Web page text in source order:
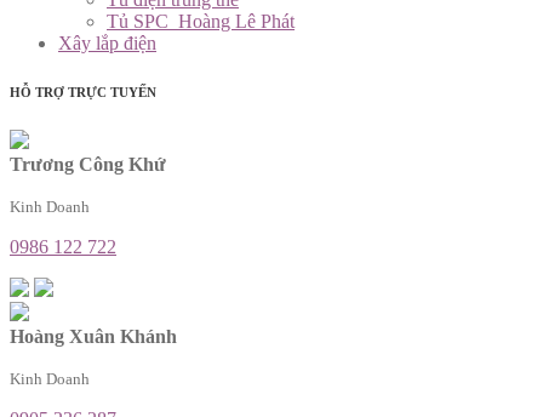
Tủ SPC_Hoàng Lê Phát
Xây lắp điện
HỖ TRỢ TRỰC TUYẾN
Trương Công Khứ
Kinh Doanh
0986 122 722
Hoàng Xuân Khánh
Kinh Doanh